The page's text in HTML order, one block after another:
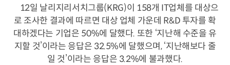
12일 날리지리서치그룹(KRG)이 158개 IT업체를 대상으
로 조사한 결과에 따르면 대상 업체 가운데 R&D 투자를 확
대하겠다는 기업은 50%에 달했다. 또한 ‘지난해 수준을 유
지할 것’이라는 응답은 32.5%에 달했으며, ‘지난해보다 줄
일 것’이라는 응답은 3.2%에 불과했다.